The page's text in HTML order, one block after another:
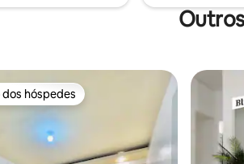
em reuniões sem problemas
hóspedes
hóspedes